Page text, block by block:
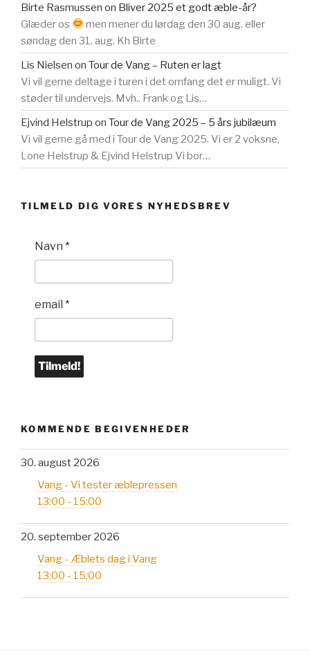
Birte Rasmussen on Bliver 2025 et godt æble-år?
Glæder os
men mener du lørdag den 30 aug. eller
søndag den 31. aug. Kh Birte
Lis Nielsen on Tour de Vang – Ruten er lagt
Vi vil gerne deltage i turen i det omfang det er muligt. Vi
støder til undervejs. Mvh.. Frank og Lis…
Ejvind Helstrup on Tour de Vang 2025 – 5 års jubilæum
Vi vil gerne gå med i Tour de Vang 2025. Vi er 2 voksne,
Lone Helstrup & Ejvind Helstrup Vi bor…
TILMELD DIG VORES NYHEDSBREV
Navn *
email *
KOMMENDE BEGIVENHEDER
30. august 2026
Vang - Vi tester æblepressen
13:00 - 15:00
20. september 2026
Vang - Æblets dag i Vang
13:00 - 15:00